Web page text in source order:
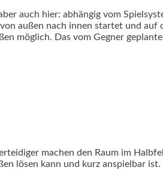
auch hier: abhängig vom
außen nach innen startet und
möglich. Das vom Gegner
machen den Raum im
lösen kann und kurz anspielbar